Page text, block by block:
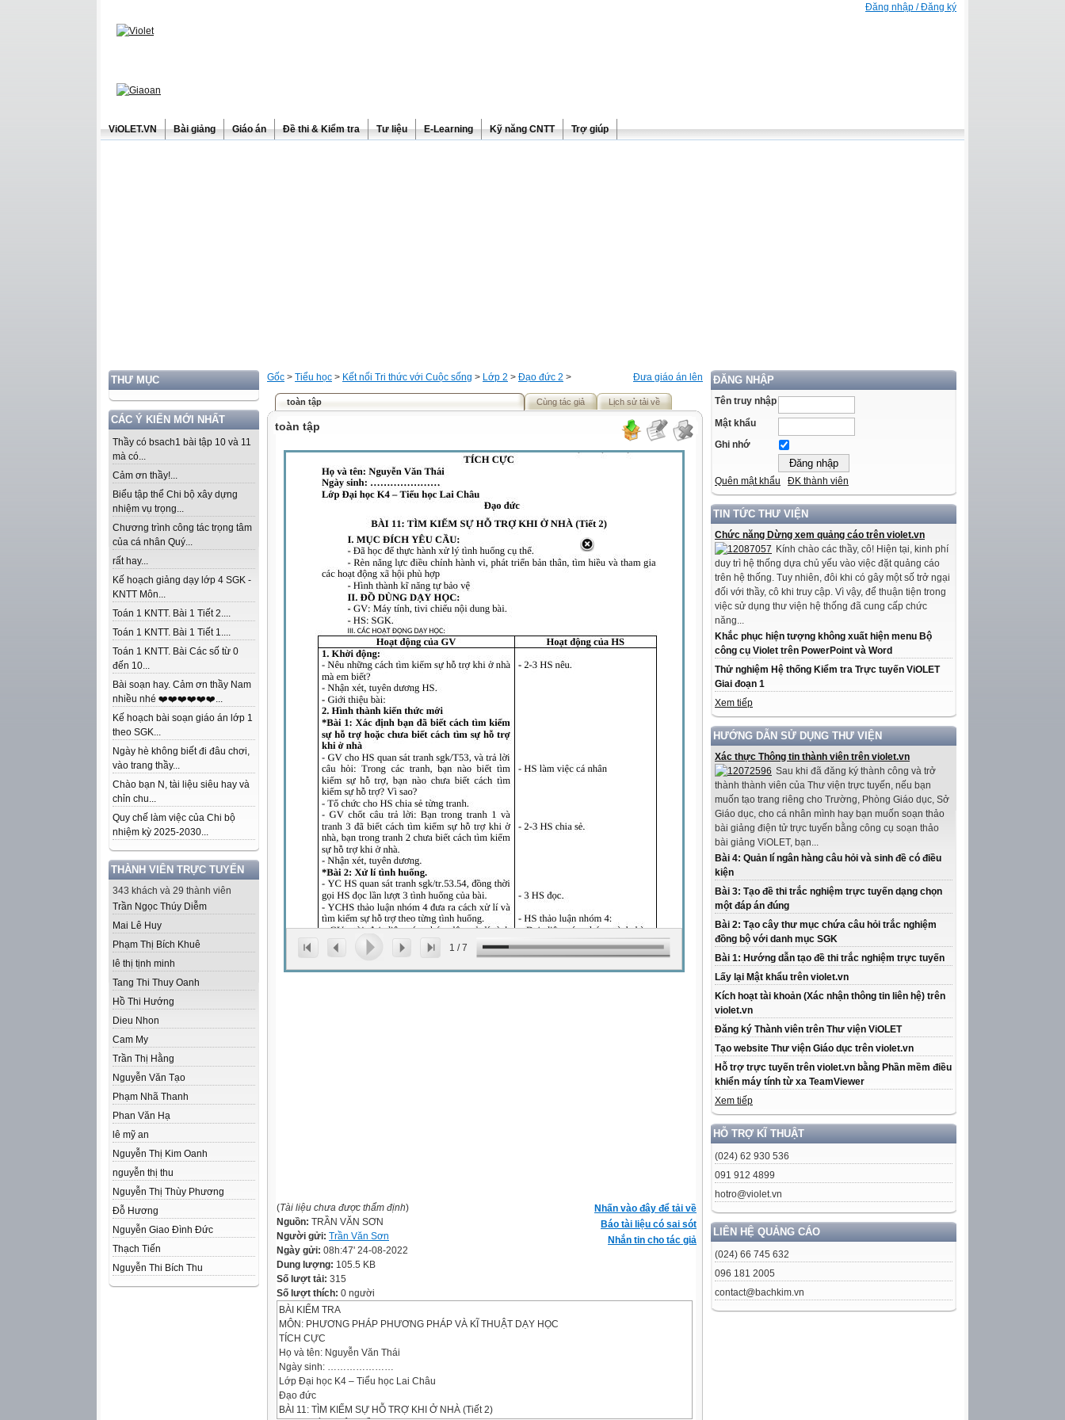
Đăng nhập / Đăng ký
ViOLET.VN Bài giảng Giáo án Đề thi & Kiểm tra Tư liệu E-Learning Kỹ năng CNTT Trợ giúp
THƯ MỤC
CÁC Ý KIẾN MỚI NHẤT
Thầy có bsach1 bài tập 10 và 11
mà có...
Cảm ơn thầy!...
Biểu tập thể Chi bộ xây dựng
nhiệm vụ trọng...
Chương trình công tác trọng tâm
của cá nhân Quý...
rất hay...
Kế hoạch giảng dạy lớp 4 SGK -
KNTT Môn...
Toán 1 KNTT. Bài 1 Tiết 2....
Toán 1 KNTT. Bài 1 Tiết 1....
Toán 1 KNTT. Bài Các số từ 0
đến 10...
Bài soạn hay. Cảm ơn thầy Nam
nhiều nhé ❤️❤️❤️❤️❤️❤️...
Kế hoạch bài soạn giáo án lớp 1
theo SGK...
Ngày hè không biết đi đâu chơi,
vào trang thầy...
Chào bạn N, tài liệu siêu hay và
chỉn chu...
Quy chế làm việc của Chi bộ
nhiệm kỳ 2025-2030...
THÀNH VIÊN TRỰC TUYẾN
343 khách và 29 thành viên
Trần Ngọc Thúy Diễm
Mai Lê Huy
Phạm Thị Bích Khuê
lê thị tịnh minh
Tang Thi Thuy Oanh
Hồ Thi Hướng
Dieu Nhon
Cam My
Trần Thị Hằng
Nguyễn Văn Tạo
Phạm Nhã Thanh
Phan Văn Hạ
lê mỹ an
Nguyễn Thị Kim Oanh
nguyễn thị thu
Nguyễn Thị Thùy Phương
Đỗ Hương
Nguyễn Giao Đình Đức
Thạch Tiến
Nguyễn Thi Bích Thu
ĐĂNG NHẬP
Tên truy nhập
Mật khẩu
Ghi nhớ
Quên mật khẩu ĐK thành viên
TIN TỨC THƯ VIỆN
Chức năng Dừng xem quảng cáo trên violet.vn
Kính chào các thầy, cô! Hiện tại, kinh phí
duy trì hệ thống dựa chủ yếu vào việc đặt quảng cáo
trên hệ thống. Tuy nhiên, đôi khi có gây một số trở ngại
đối với thầy, cô khi truy cập. Vì vậy, để thuận tiện trong
việc sử dụng thư viện hệ thống đã cung cấp chức
năng...
Khắc phục hiện tượng không xuất hiện menu Bộ
công cụ Violet trên PowerPoint và Word
Thử nghiệm Hệ thống Kiểm tra Trực tuyến ViOLET
Giai đoạn 1
Xem tiếp
HƯỚNG DẪN SỬ DỤNG THƯ VIỆN
Xác thực Thông tin thành viên trên violet.vn
Sau khi đã đăng ký thành công và trở
thành thành viên của Thư viện trực tuyến, nếu bạn
muốn tạo trang riêng cho Trường, Phòng Giáo dục, Sở
Giáo dục, cho cá nhân mình hay bạn muốn soạn thảo
bài giảng điện tử trực tuyến bằng công cụ soạn thảo
bài giảng ViOLET, bạn...
Bài 4: Quản lí ngân hàng câu hỏi và sinh đề có điều
kiện
Bài 3: Tạo đề thi trắc nghiệm trực tuyến dạng chọn
một đáp án đúng
Bài 2: Tạo cây thư mục chứa câu hỏi trắc nghiệm
đồng bộ với danh mục SGK
Bài 1: Hướng dẫn tạo đề thi trắc nghiệm trực tuyến
Lấy lại Mật khẩu trên violet.vn
Kích hoạt tài khoản (Xác nhận thông tin liên hệ) trên
violet.vn
Đăng ký Thành viên trên Thư viện ViOLET
Tạo website Thư viện Giáo dục trên violet.vn
Hỗ trợ trực tuyến trên violet.vn bằng Phần mềm điều
khiển máy tính từ xa TeamViewer
Xem tiếp
HỖ TRỢ KĨ THUẬT
(024) 62 930 536
091 912 4899
hotro@violet.vn
LIÊN HỆ QUẢNG CÁO
(024) 66 745 632
096 181 2005
contact@bachkim.vn
Đưa giáo án lên
Gốc > Tiểu học > Kết nối Tri thức với Cuộc sống > Lớp 2 > Đạo đức 2 >
toàn tập Cùng tác giả Lịch sử tải về
toàn tập
1 /7
Nhấn vào đây để tải về
Báo tài liệu có sai sót
Nhắn tin cho tác giả
(Tài liệu chưa được thẩm định)
Nguồn: TRẦN VĂN SƠN
Người gửi: Trần Văn Sơn
Ngày gửi: 08h:47' 24-08-2022
Dung lượng: 105.5 KB
Số lượt tải: 315
Số lượt thích: 0 người
BÀI KIỂM TRA
MÔN: PHƯƠNG PHÁP PHƯƠNG PHÁP VÀ KĨ THUẬT DẠY HỌC
TÍCH CỰC
Họ và tên: Nguyễn Văn Thái
Ngày sinh: …………………
Lớp Đại học K4 – Tiểu học Lai Châu
Đạo đức
BÀI 11: TÌM KIẾM SỰ HỖ TRỢ KHI Ở NHÀ (Tiết 2)